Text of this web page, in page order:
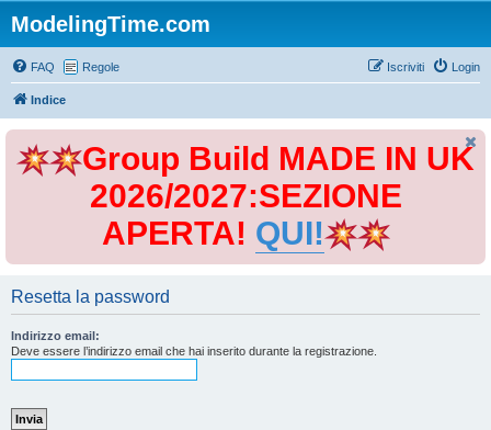
ModelingTime.com
FAQ Regole Login
Iscriviti
Indice
Group Build MADE IN UK
2026/2027:SEZIONE
APERTA! QUI!
Resetta la password
Indirizzo email:
Deve essere l’indirizzo email che hai inserito durante la registrazione.